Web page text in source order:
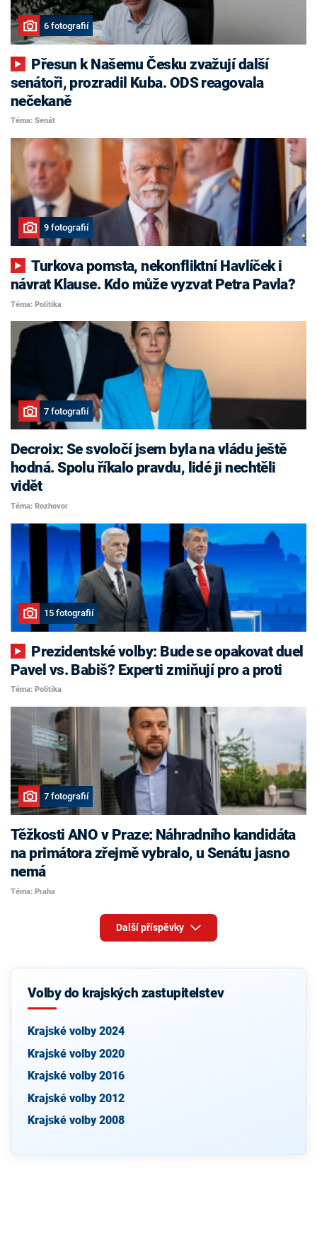
6 fotografií
senátoři, prozradil Kuba. ODS reagovala
nečekaně
Téma: Senát
9 fotografií
Turkova pomsta, nekonfliktní Havlíček i
návrat Klause. Kdo může vyzvat Petra Pavla?
Téma: Politika
7 fotografií
Decroix: Se svoločí jsem byla na vládu ještě
hodná. Spolu říkalo pravdu, lidé ji nechtěli
vidět
Téma: Rozhovor
15 fotografií
Pavel vs. Babiš? Experti zmiňují pro a proti
Téma: Politika
7 fotografií
Těžkosti ANO v Praze: Náhradního kandidáta
na primátora zřejmě vybralo, u Senátu jasno
nemá
Téma: Praha
Další příspěvky
Volby do krajských zastupitelstev
Krajské volby 2024
Krajské volby 2020
Krajské volby 2016
Krajské volby 2012
Krajské volby 2008